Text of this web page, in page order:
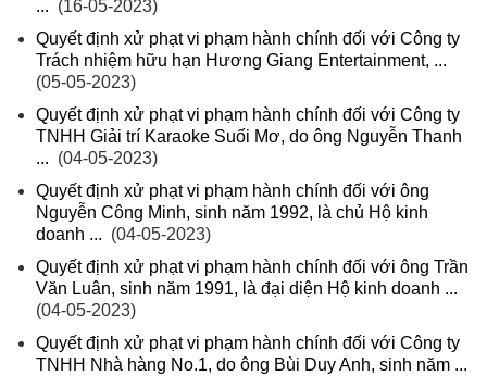
... (16-05-2023)
Quyết định xử phạt vi phạm hành chính đối với Công ty
Trách nhiệm hữu hạn Hương Giang Entertainment, ...
(05-05-2023)
Quyết định xử phạt vi phạm hành chính đối với Công ty
TNHH Giải trí Karaoke Suối Mơ, do ông Nguyễn Thanh
... (04-05-2023)
Quyết định xử phạt vi phạm hành chính đối với ông
Nguyễn Công Minh, sinh năm 1992, là chủ Hộ kinh
doanh ... (04-05-2023)
Quyết định xử phạt vi phạm hành chính đối với ông Trần
Văn Luân, sinh năm 1991, là đại diện Hộ kinh doanh ...
(04-05-2023)
Quyết định xử phạt vi phạm hành chính đối với Công ty
TNHH Nhà hàng No.1, do ông Bùi Duy Anh, sinh năm ...